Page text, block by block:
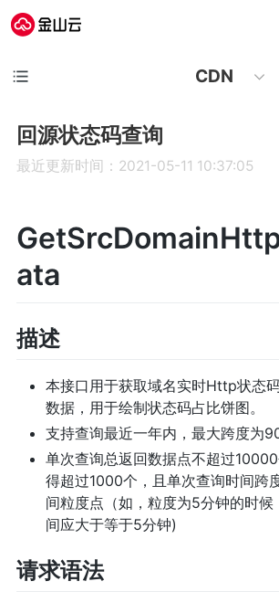
CDN
回源状态码查询
最近更新时间：2021-05-11 10:37:05
ata
描述
本接口用于获取域名实时Http状态
数据，用于绘制状态码占比饼图。
支持查询最近一年内，最大跨度为
单次查询总返回数据点不超过
得超过1000个，且单次查询时间跨
间粒度点（如，粒度为5分钟的时
间应大于等于5分钟)
请求语法